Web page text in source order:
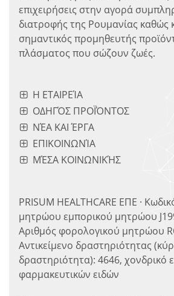
επιχειρήσεις στην αγορά
διατροφής της Ρουμανίας καθώς
σημαντικός προμηθευτής
πλάσματος που σώζουν ζωές.
Η ΕΤΑΙΡΕΊΑ
ΟΔΗΓΌΣ ΠΡΟΪΌΝΤΟΣ
ΝΈΑ ΚΑΙ ΈΡΓΑ
ΕΠΙΚΟΙΝΩΝΊΑ
ΜΈΣΑ ΚΟΙΝΩΝΙΚΉΣ
PRISUM HEALTHCARE ΕΠΕ ·
μητρώου εμπορικού μητρώου
Αριθμός φορολογικού μητρώου
Αντικείμενο δραστηριότητας
δραστηριότητα): 4646, χονδρικό
φαρμακευτικών ειδών